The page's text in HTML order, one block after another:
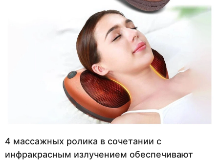
4 массажных ролика в сочетании с
инфракрасным излучением обеспечивают